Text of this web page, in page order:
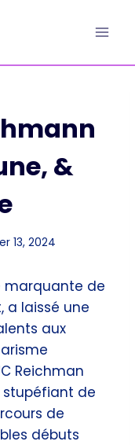
&
13, 2024
marquante de
a laissé une
aux
Reichman
de
de
débuts